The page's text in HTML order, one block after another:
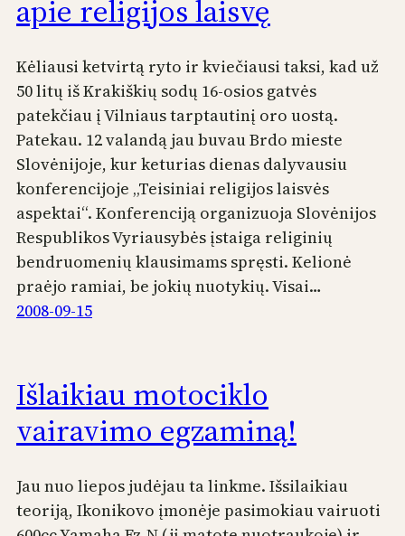
apie religijos laisvę
Kėliausi ketvirtą ryto ir kviečiausi taksi, kad už
50 litų iš Krakiškių sodų 16-osios gatvės
patekčiau į Vilniaus tarptautinį oro uostą.
Patekau. 12 valandą jau buvau Brdo mieste
Slovėnijoje, kur keturias dienas dalyvausiu
konferencijoje „Teisiniai religijos laisvės
aspektai“. Konferenciją organizuoja Slovėnijos
Respublikos Vyriausybės įstaiga religinių
bendruomenių klausimams spręsti. Kelionė
praėjo ramiai, be jokių nuotykių. Visai…
2008-09-15
Išlaikiau motociklo
vairavimo egzaminą!
Jau nuo liepos judėjau ta linkme. Išsilaikiau
teoriją, Ikonikovo įmonėje pasimokiau vairuoti